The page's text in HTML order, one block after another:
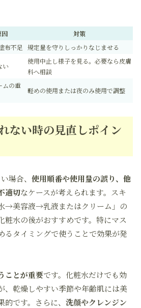
因
対策
布不足 規定量を守りしっかりなじませる
い
使用中止し様子を見る。必要なら皮膚
科へ相談
ムの重
軽めの使用または夜のみ使用で調整
ない時の見直しポイン
場合、 使用順番や使用量の誤り、他
適切なケースが考えられます。スキ
→美容液→乳液またはクリーム」の
粧水の後がおすすめです。特にマス
るタイミングで使うことで効果が発
ことが重要です。化粧水だけでも効
、乾燥しやすい季節や年齢肌には美
です。さらに、 洗顔やクレンジン